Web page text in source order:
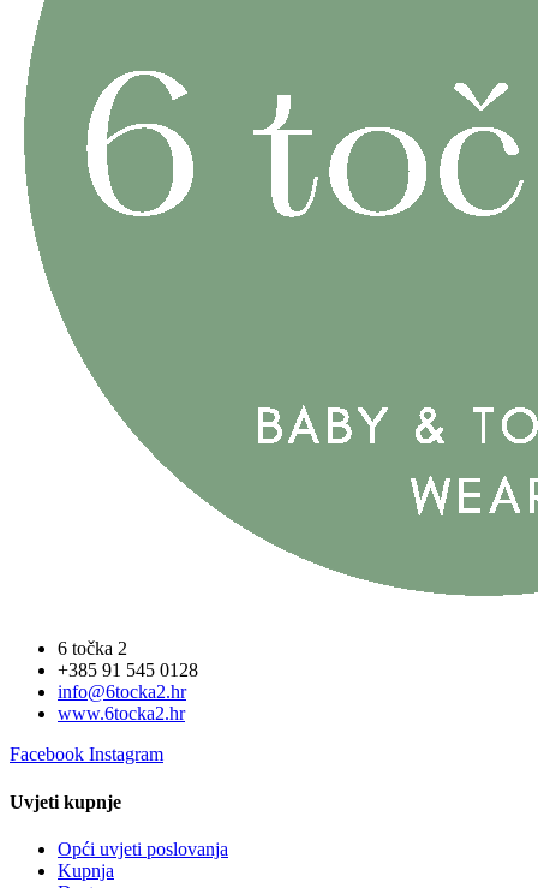
6 točka 2
+385 91 545 0128
info@6tocka2.hr
www.6tocka2.hr
Facebook Instagram
Uvjeti kupnje
Opći uvjeti poslovanja
Kupnja